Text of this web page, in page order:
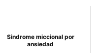
Sindrome miccional por
ansiedad